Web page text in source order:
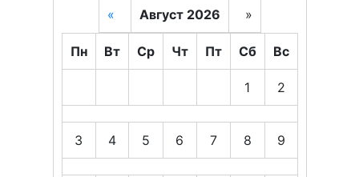
« Август 2026 »
Пн Вт Ср Чт Пт Сб Вс
1 2
3 4 5 6 7 8 9